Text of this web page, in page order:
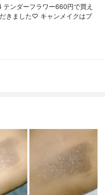
ンダーフラワー660円で買え
きました♡ キャンメイクはプ